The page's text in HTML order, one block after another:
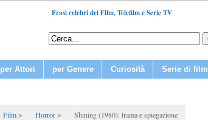
Frasi celebri dei Film, Telefilm e Serie TV
per Attori per Genere Curiosità Serie di film
Film Horror Shining (1980): trama e spiegazione